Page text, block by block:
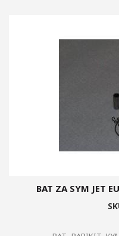
BAT ZA SYM JET